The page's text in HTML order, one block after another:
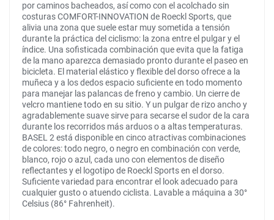
por caminos bacheados, así como con el acolchado sin
costuras COMFORT-INNOVATION de Roeckl Sports, que
alivia una zona que suele estar muy sometida a tensión
durante la práctica del ciclismo: la zona entre el pulgar y el
índice. Una sofisticada combinación que evita que la fatiga
de la mano aparezca demasiado pronto durante el paseo en
bicicleta. El material elástico y flexible del dorso ofrece a la
muñeca y a los dedos espacio suficiente en todo momento
para manejar las palancas de freno y cambio. Un cierre de
velcro mantiene todo en su sitio. Y un pulgar de rizo ancho y
agradablemente suave sirve para secarse el sudor de la cara
durante los recorridos más arduos o a altas temperaturas.
BASEL 2 está disponible en cinco atractivas combinaciones
de colores: todo negro, o negro en combinación con verde,
blanco, rojo o azul, cada uno con elementos de diseño
reflectantes y el logotipo de Roeckl Sports en el dorso.
Suficiente variedad para encontrar el look adecuado para
cualquier gusto o atuendo ciclista. Lavable a máquina a 30°
Celsius (86° Fahrenheit).